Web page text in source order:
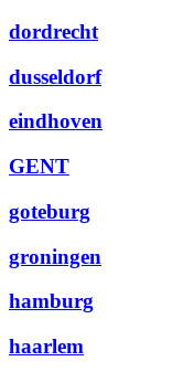
dordrecht
dusseldorf
eindhoven
GENT
goteburg
groningen
hamburg
haarlem